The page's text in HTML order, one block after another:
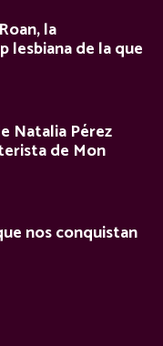
la
lesbiana de la que
Natalia Pérez
de Mon
nos conquistan